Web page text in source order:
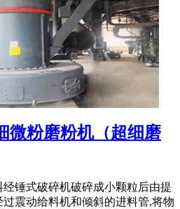
微粉磨粉机（超细磨
锤式破碎机破碎成小颗粒后由提
震动给料机和倾斜的进料管,将物